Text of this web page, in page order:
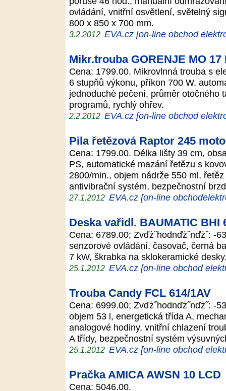
ovládání, vnitřní osvětlení, světelný
800 x 850 x 700 mm.
3.2.2012 EVA.cz [on-line obchod
Mikr.trouba GORENJE MO 17
Cena: 1799.00. Mikrovlnná trouba s
6 stupňů výkonu, příkon 700 W,
jednoduché pečení, průměr otočného
programů, rychlý ohřev.
2.2.2012 EVA.cz [on-line obchod
Pila řetězová Raptor 245
Cena: 1799.00. Délka lišty 39 cm,
PS, automatické mazání řetězu s
2800/min., objem nádrže 550 ml,
antivibrační systém, bezpečnostní
27.1.2012 EVA.cz [on-line
Deska vařidl. BAUMATIC BHI
Cena: 6789.00; Zvďż˝hodnďż˝nďż˝: -
senzorové ovládání, časovač, černá
7 kW, škrabka na sklokeramické
25.1.2012 EVA.cz [on-line obchod
Trouba Candy FCL 614/1AV
Cena: 6999.00; Zvďż˝hodnďż˝nďż˝: -
objem 53 l, energetická třída A,
analogové hodiny, vnitřní chlazení
A třídy, bezpečnostní systém
25.1.2012 EVA.cz [on-line obchod
Pračka AMICA AWSN 10 LCD
Cena: 5046.00.